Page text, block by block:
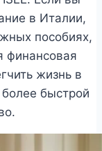
в Италии,
пособиях,
финансовая
жизнь в
быстрой